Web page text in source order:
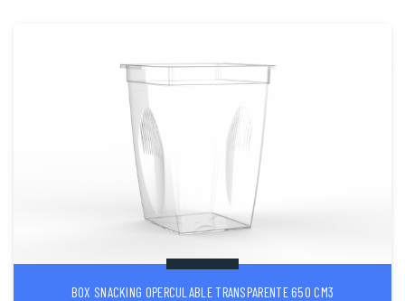
BOX SNACKING OPERCULABLE TRANSPARENTE 650 CM3